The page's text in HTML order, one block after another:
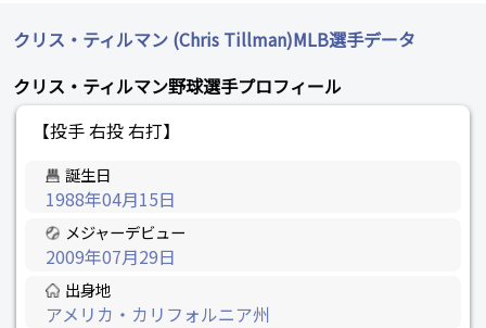
クリス・ティルマン (Chris Tillman)MLB選手データ
クリス・ティルマン野球選手プロフィール
【投手 右投 右打】
誕生日
1988年04月15日
メジャーデビュー
2009年07月29日
出身地
アメリカ・カリフォルニア州